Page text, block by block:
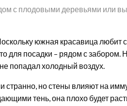
с плодовыми деревьями или
южная красавица любит
для посадки – рядом с забором.
попадал холодный воздух.
странно, но стены влияют на
тень, она плохо будет